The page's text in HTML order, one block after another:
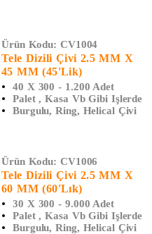
Ürün Kodu: CV1004
Tele Dizili Çivi 2.5 MM X
45 MM (45'lik)
40 X 300 - 1.200 Adet
Palet , Kasa Vb Gibi Işlerde
Burgulu, Ring, Helical Çivi
Ürün Kodu: CV1006
Tele Dizili Çivi 2.5 MM X
60 MM (60'lık)
30 X 300 - 9.000 Adet
Palet , Kasa Vb Gibi Işlerde
Burgulu, Ring, Helical Çivi